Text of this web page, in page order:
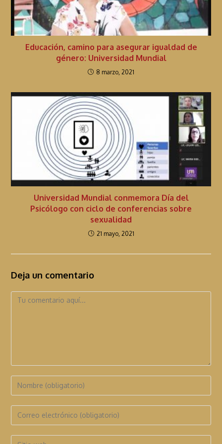
Educación, camino para asegurar igualdad de
género: Universidad Mundial
8 marzo, 2021
Universidad Mundial conmemora Día del
Psicólogo con ciclo de conferencias sobre
sexualidad
21 mayo, 2021
Deja un comentario